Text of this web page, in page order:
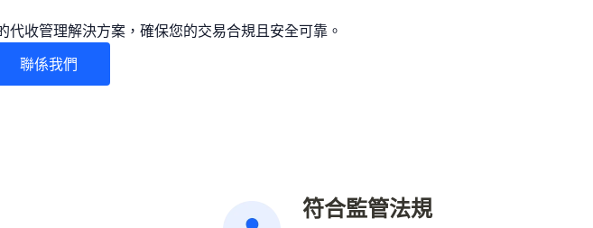
收管理解決方案，確保您的交易合規且安全可靠。
聯係我們
符合監管法規